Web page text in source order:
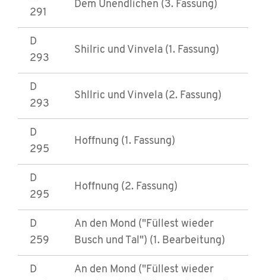
291
Dem Unendlichen (3. Fassung)
D
293
Shilric und Vinvela (1. Fassung)
D
293
Shllric und Vinvela (2. Fassung)
D
295
Hoffnung (1. Fassung)
D
295
Hoffnung (2. Fassung)
D
259
An den Mond ("Füllest wieder
Busch und Tal") (1. Bearbeitung)
D
An den Mond ("Füllest wieder